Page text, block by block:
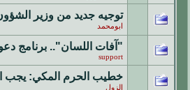
توجيه جديد من وزير
ابومحمد
"آفات اللسان".. برنامج
support
خطيب الحرم المكي: يجب
الزول